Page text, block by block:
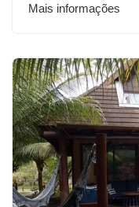
Mais informações